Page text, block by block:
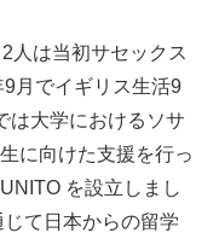
人は当初サセックス
月でイギリス生活9
は大学におけるソサ
に向けた支援を行っ
を設立しまし
て日本からの留学